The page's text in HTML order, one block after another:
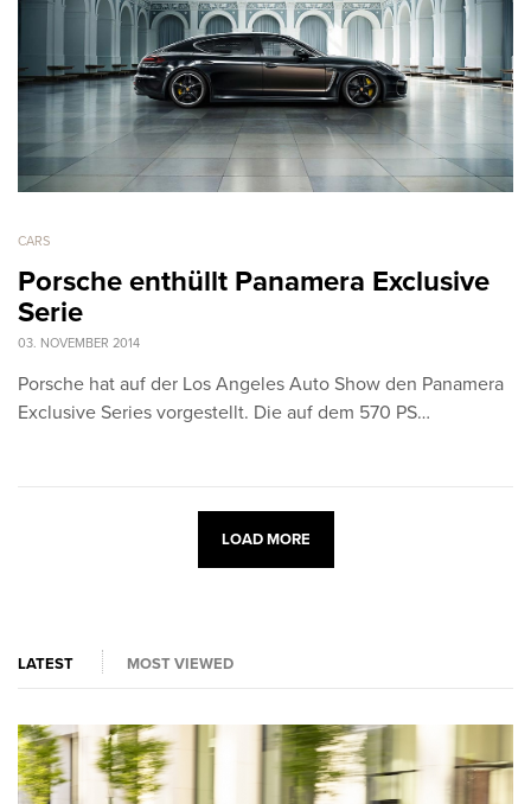
CARS
Porsche enthüllt Panamera Exclusive
Serie
03. NOVEMBER 2014
Porsche hat auf der Los Angeles Auto Show den Panamera
Exclusive Series vorgestellt. Die auf dem 570 PS…
LOAD MORE
LATEST MOST VIEWED